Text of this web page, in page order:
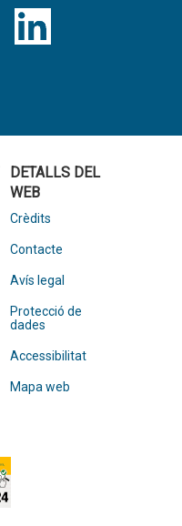
DETALLS DEL
WEB
Crèdits
Contacte
Avís legal
Protecció de
dades
Accessibilitat
Mapa web